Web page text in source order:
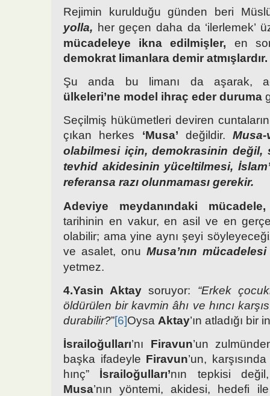
Rejimin kurulduğu günden beri
yolla, her geçen daha da ‘ilerlemek’
mücadeleye ikna edilmişler, en
demokrat limanlara demir atmışlardır.
Şu anda bu limanı da aşarak,
ülkeleri’ne model ihraç eder duruma
Seçilmiş hükümetleri deviren
çıkan herkes ‘Musa’ değildir.
olabilmesi için, demokrasinin değil,
tevhid akidesinin yüceltilmesi,
referansa razı olunmaması gerekir.
Adeviye meydanındaki mücadele,
tarihinin en vakur, en asil ve en
olabilir; ama yine aynı şeyi
ve asalet, onu Musa’nın
yetmez.
4.Yasin Aktay soruyor: “Erkek
öldürülen bir kavmin âhı ve hıncı
durabilir?”[6]Oysa Aktay’ın atladığı bir
İsrailoğulları’nı Firavun’un
başka ifadeyle Firavun’un,
hınç” İsrailoğulları’nın tepkisi
Musa’nın yöntemi, akidesi, hedefi